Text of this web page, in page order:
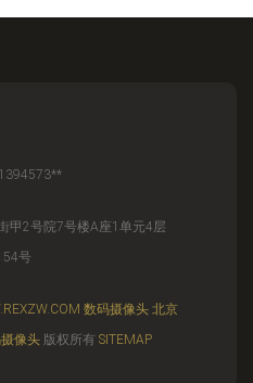
甲2号院7号楼A座1单元4层
号
数码摄像头 北京
像头 版权所有 SITEMAP